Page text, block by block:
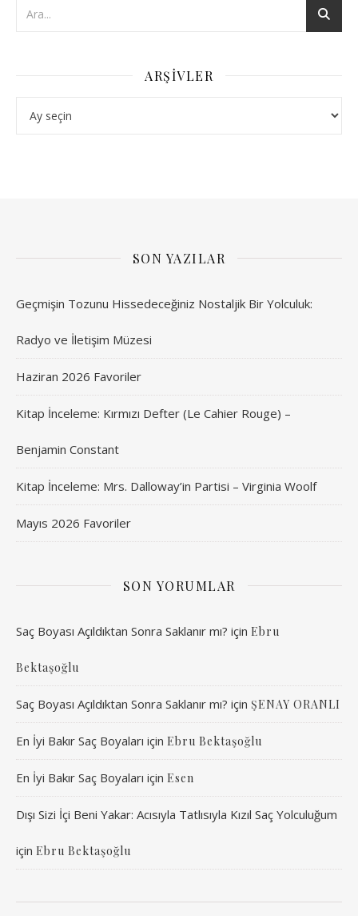
ARŞIVLER
SON YAZILAR
Geçmişin Tozunu Hissedeceğiniz Nostaljik Bir Yolculuk:
Radyo ve İletişim Müzesi
Haziran 2026 Favoriler
Kitap İnceleme: Kırmızı Defter (Le Cahier Rouge) –
Benjamin Constant
Kitap İnceleme: Mrs. Dalloway’in Partisi – Virginia Woolf
Mayıs 2026 Favoriler
SON YORUMLAR
Saç Boyası Açıldıktan Sonra Saklanır mı? için Ebru
Bektaşoğlu
Saç Boyası Açıldıktan Sonra Saklanır mı? için ŞENAY ORANLI
En İyi Bakır Saç Boyaları için Ebru Bektaşoğlu
En İyi Bakır Saç Boyaları için Esen
Dışı Sizi İçi Beni Yakar: Acısıyla Tatlısıyla Kızıl Saç Yolculuğum
için Ebru Bektaşoğlu